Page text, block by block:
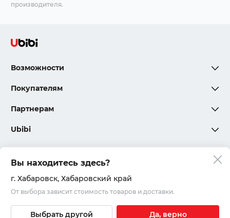
производителя.
Возможности
Покупателям
Партнерам
Ubibi
Политика конфиденциальности
Соглашения и правила
© 2020 – 2026, ООО «Юкар»
Вы находитесь здесь?
г. Хабаровск, Хабаровский край
От выбора зависит стоимость товаров и доставки.
Выбрать другой Да, верно